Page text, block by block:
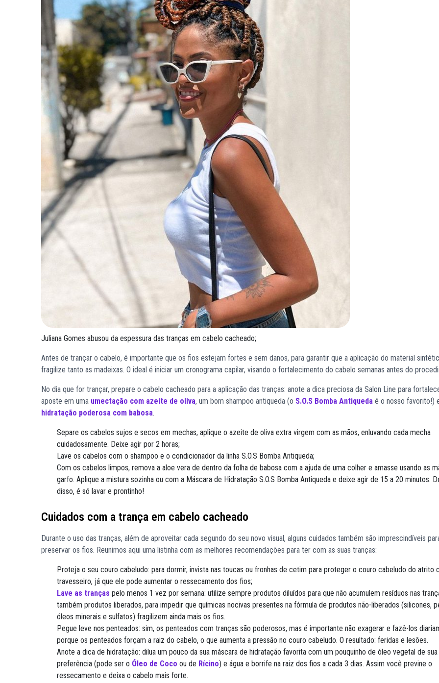
Juliana Gomes abusou da espessura das tranças em cabelo cacheado;
Antes de trançar o cabelo, é importante que os fios estejam fortes e sem danos, para garantir que a aplicação do material
fragilize tanto as madeixas. O ideal é iniciar um cronograma capilar, visando o fortalecimento do cabelo semanas antes do
No dia que for trançar, prepare o cabelo cacheado para a aplicação das tranças: anote a dica preciosa da Salon Line para
aposte em uma umectação com azeite de oliva, um bom shampoo antiqueda (o S.O.S Bomba Antiqueda é o nosso favorito!)
hidratação poderosa com babosa.
Separe os cabelos sujos e secos em mechas, aplique o azeite de oliva extra virgem com as mãos, enluvando cada mecha
cuidadosamente. Deixe agir por 2 horas;
Lave os cabelos com o shampoo e o condicionador da linha S.O.S Bomba Antiqueda;
Com os cabelos limpos, remova a aloe vera de dentro da folha de babosa com a ajuda de uma colher e amasse usando as
garfo. Aplique a mistura sozinha ou com a Máscara de Hidratação S.O.S Bomba Antiqueda e deixe agir de 15 a 20 minutos.
disso, é só lavar e prontinho!
Cuidados com a trança em cabelo cacheado
Durante o uso das tranças, além de aproveitar cada segundo do seu novo visual, alguns cuidados também são imprescindíveis
preservar os fios. Reunimos aqui uma listinha com as melhores recomendações para ter com as suas tranças:
Proteja o seu couro cabeludo: para dormir, invista nas toucas ou fronhas de cetim para proteger o couro cabeludo do atrito
travesseiro, já que ele pode aumentar o ressecamento dos fios;
Lave as tranças pelo menos 1 vez por semana: utilize sempre produtos diluídos para que não acumulem resíduos nas
também produtos liberados, para impedir que químicas nocivas presentes na fórmula de produtos não-liberados (silicones,
óleos minerais e sulfatos) fragilizem ainda mais os fios.
Pegue leve nos penteados: sim, os penteados com tranças são poderosos, mas é importante não exagerar e fazê-los
porque os penteados forçam a raiz do cabelo, o que aumenta a pressão no couro cabeludo. O resultado: feridas e lesões.
Anote a dica de hidratação: dilua um pouco da sua máscara de hidratação favorita com um pouquinho de óleo vegetal de sua
preferência (pode ser o Óleo de Coco ou de Rícino) e água e borrife na raiz dos fios a cada 3 dias. Assim você previne o
ressecamento e deixa o cabelo mais forte.